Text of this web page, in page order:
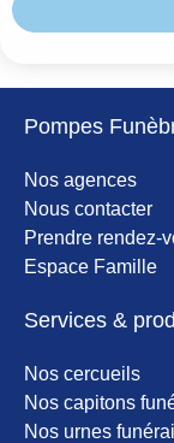
Pompes
Nos agences
Nous contacter
Prendre rendez-
Espace Famille
Services &
Nos cercueils
Nos capitons
Nos urnes